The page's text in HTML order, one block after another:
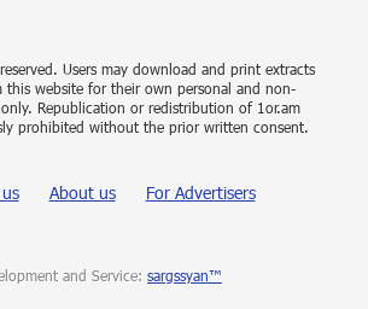
Participates in the Tomorrow Mobility
Congress 2024: Driving Innovation in E-
in China with performance by “Music for
Users may download and print extracts
website for their own personal and non-
Republication or redistribution of 1or.am
prohibited without the prior written consent.
About us For Advertisers
and Service: sargssyan™